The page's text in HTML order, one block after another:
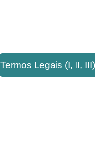
Termos Legais (I, II, III)